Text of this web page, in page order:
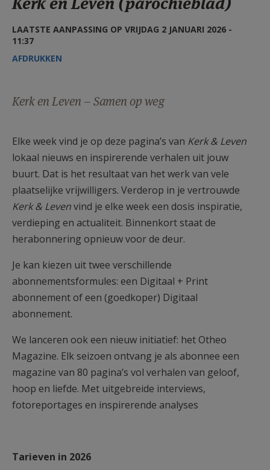
AANMELDEN OF REGISTREREN
LAATSTE AANPASSING OP VRIJDAG 2 JANUARI 2026 -
11:37
AFDRUKKEN
Kerk en Leven – Samen op weg
Elke week vind je op deze pagina’s van Kerk & Leven
lokaal nieuws en inspirerende verhalen uit jouw
buurt. Dat is het resultaat van het werk van vele
plaatselijke vrijwilligers. Verderop in je vertrouwde
Kerk & Levenvind je elke week een dosis inspiratie,
verdieping en actualiteit. Binnenkort staat de
herabonnering opnieuw voor de deur.
Je kan kiezen uit twee verschillende
abonnementsformules: een Digitaal + Print
abonnement of een (goedkoper) Digitaal
abonnement.
We lanceren ook een nieuw initiatief: het Otheo
Magazine. Elk seizoen ontvang je als abonnee een
magazine van 80 pagina’s vol verhalen van geloof,
hoop en liefde. Met uitgebreide interviews,
fotoreportages en inspirerende analyses
Tarieven in 2026